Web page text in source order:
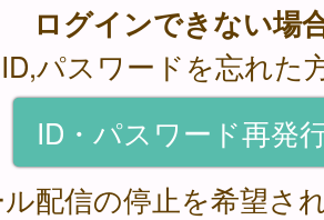
ログインできない場
ID,パスワードを忘れた
ID・パスワード再発
ル配信の停止を希望さ